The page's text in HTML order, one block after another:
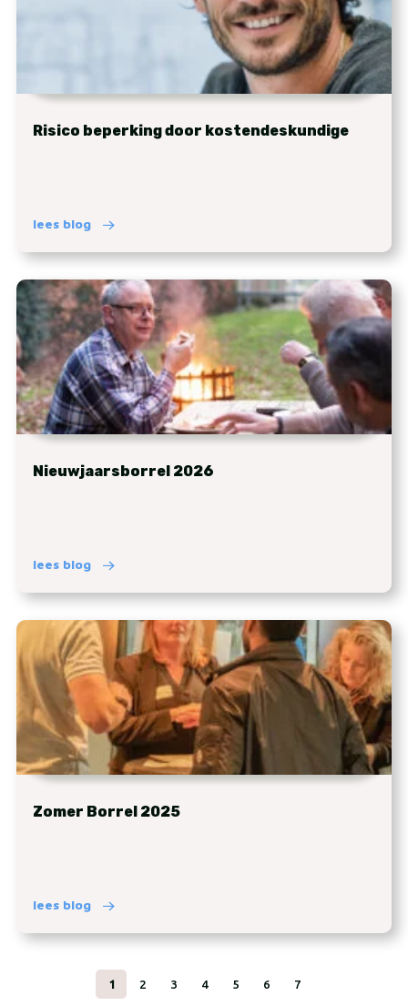
Risico beperking door kostendeskundige
lees blog
Nieuwjaarsborrel 2026
lees blog
Zomer Borrel 2025
lees blog
1 2 3 4 5 6 7